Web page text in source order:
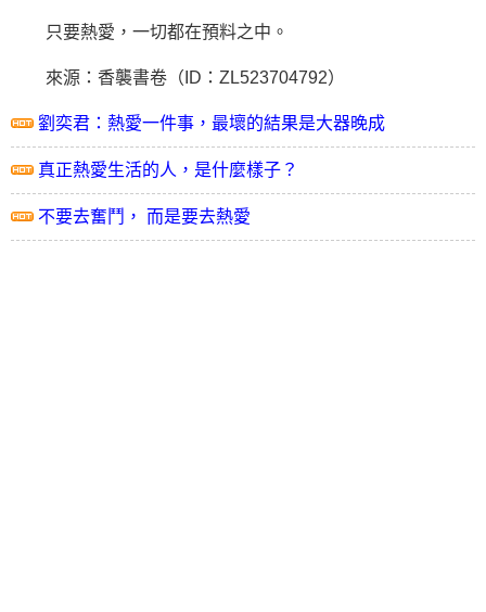
只要熱愛，一切都在預料之中。
來源：香襲書卷（ID：ZL523704792）
劉奕君：熱愛一件事，最壞的結果是大器晚成
真正熱愛生活的人，是什麼樣子？
不要去奮鬥， 而是要去熱愛